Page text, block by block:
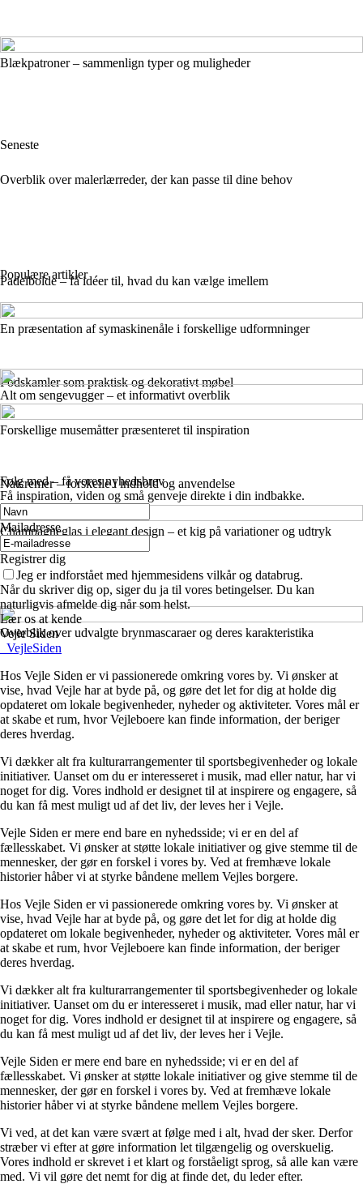
Blækpatroner – sammenlign typer og muligheder
Seneste
Overblik over malerlærreder, der kan passe til dine behov
Padelbolde – få idéer til, hvad du kan vælge imellem
Fodskamler som praktisk og dekorativt møbel
Natcremer – forskelle i indhold og anvendelse
Populære artikler
En præsentation af symaskinenåle i forskellige udformninger
Forskellige musemåtter præsenteret til inspiration
Champagneglas i elegant design – et kig på variationer og udtryk
Overblik over udvalgte brynmascaraer og deres karakteristika
Alt om sengevugger – et informativt overblik
Følg med – få vores nyhedsbrev
Få inspiration, viden og små genveje direkte i din indbakke.
Mailadresse
Registrer dig
Jeg er indforstået med hjemmesidens vilkår og databrug.
Når du skriver dig op, siger du ja til vores betingelser. Du kan
naturligvis afmelde dig når som helst.
Lær os at kende
Vejle Siden
VejleSiden
Hos Vejle Siden er vi passionerede omkring vores by. Vi ønsker at
vise, hvad Vejle har at byde på, og gøre det let for dig at holde dig
opdateret om lokale begivenheder, nyheder og aktiviteter. Vores mål er
at skabe et rum, hvor Vejleboere kan finde information, der beriger
deres hverdag.
Vi dækker alt fra kulturarrangementer til sportsbegivenheder og lokale
initiativer. Uanset om du er interesseret i musik, mad eller natur, har vi
noget for dig. Vores indhold er designet til at inspirere og engagere, så
du kan få mest muligt ud af det liv, der leves her i Vejle.
Vejle Siden er mere end bare en nyhedsside; vi er en del af
fællesskabet. Vi ønsker at støtte lokale initiativer og give stemme til de
mennesker, der gør en forskel i vores by. Ved at fremhæve lokale
historier håber vi at styrke båndene mellem Vejles borgere.
Hos Vejle Siden er vi passionerede omkring vores by. Vi ønsker at
vise, hvad Vejle har at byde på, og gøre det let for dig at holde dig
opdateret om lokale begivenheder, nyheder og aktiviteter. Vores mål er
at skabe et rum, hvor Vejleboere kan finde information, der beriger
deres hverdag.
Vi dækker alt fra kulturarrangementer til sportsbegivenheder og lokale
initiativer. Uanset om du er interesseret i musik, mad eller natur, har vi
noget for dig. Vores indhold er designet til at inspirere og engagere, så
du kan få mest muligt ud af det liv, der leves her i Vejle.
Vejle Siden er mere end bare en nyhedsside; vi er en del af
fællesskabet. Vi ønsker at støtte lokale initiativer og give stemme til de
mennesker, der gør en forskel i vores by. Ved at fremhæve lokale
historier håber vi at styrke båndene mellem Vejles borgere.
Vi ved, at det kan være svært at følge med i alt, hvad der sker. Derfor
stræber vi efter at gøre information let tilgængelig og overskuelig.
Vores indhold er skrevet i et klart og forståeligt sprog, så alle kan være
med. Vi vil gøre det nemt for dig at finde det, du leder efter.